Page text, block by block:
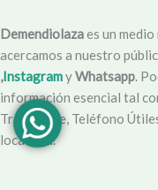
Demendiolazaes un
acercamos a nuestro
,InstagramyWhatsapp.
información esencial tal
Transporte, Teléfono
localidad.